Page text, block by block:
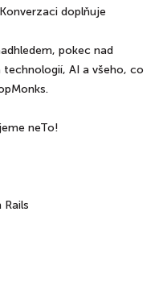
doplňuje
pokec nad
AI a všeho, co
neTo!
Rails